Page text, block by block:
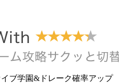
ブ学園&ドレーク確率アップ